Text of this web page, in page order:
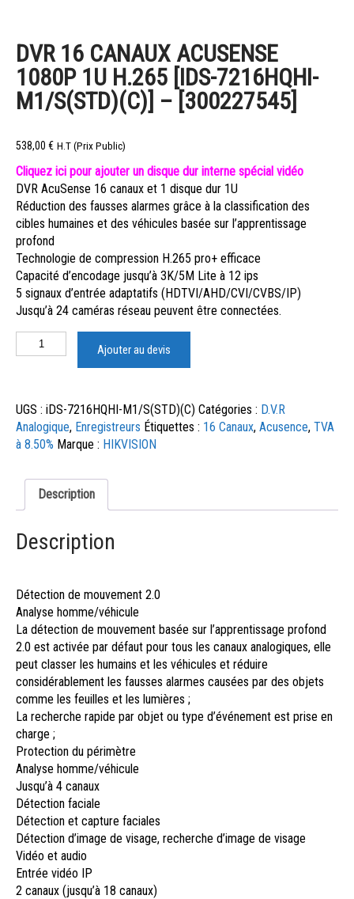
DVR 16 CANAUX ACUSENSE
1080P 1U H.265 [IDS-7216HQHI-
M1/S(STD)(C)] – [300227545]
538,00 € H.T (Prix Public)
Cliquez ici pour ajouter un disque dur interne spécial vidéo
DVR AcuSense 16 canaux et 1 disque dur 1U
Réduction des fausses alarmes grâce à la classification des
cibles humaines et des véhicules basée sur l’apprentissage
profond
Technologie de compression H.265 pro+ efficace
Capacité d’encodage jusqu’à 3K/5M Lite à 12 ips
5 signaux d’entrée adaptatifs (HDTVI/AHD/CVI/CVBS/IP)
Jusqu’à 24 caméras réseau peuvent être connectées.
Ajouter au devis
UGS : iDS-7216HQHI-M1/S(STD)(C) Catégories : D.V.R
Analogique, Enregistreurs Étiquettes : 16 Canaux, Acusence, TVA
à 8.50% Marque : HIKVISION
Description
Description
Détection de mouvement 2.0
Analyse homme/véhicule
La détection de mouvement basée sur l’apprentissage profond
2.0 est activée par défaut pour tous les canaux analogiques, elle
peut classer les humains et les véhicules et réduire
considérablement les fausses alarmes causées par des objets
comme les feuilles et les lumières ;
La recherche rapide par objet ou type d’événement est prise en
charge ;
Protection du périmètre
Analyse homme/véhicule
Jusqu’à 4 canaux
Détection faciale
Détection et capture faciales
Détection d’image de visage, recherche d’image de visage
Vidéo et audio
Entrée vidéo IP
2 canaux (jusqu’à 18 canaux)